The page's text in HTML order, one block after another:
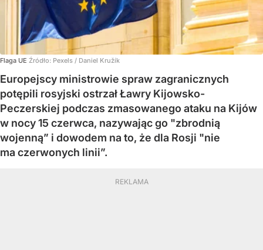
Flaga UE Źródło: Pexels / Daniel Kružík
Europejscy ministrowie spraw zagranicznych
potępili rosyjski ostrzał Ławry Kijowsko-
Peczerskiej podczas zmasowanego ataku na Kijów
w nocy 15 czerwca, nazywając go "zbrodnią
wojenną” i dowodem na to, że dla Rosji "nie
ma czerwonych linii”.